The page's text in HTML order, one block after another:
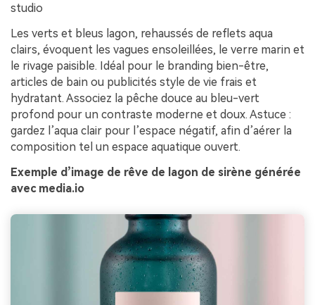
studio
Les verts et bleus lagon, rehaussés de reflets aqua
clairs, évoquent les vagues ensoleillées, le verre marin et
le rivage paisible. Idéal pour le branding bien-être,
articles de bain ou publicités style de vie frais et
hydratant. Associez la pêche douce au bleu-vert
profond pour un contraste moderne et doux. Astuce :
gardez l’aqua clair pour l’espace négatif, afin d’aérer la
composition tel un espace aquatique ouvert.
Exemple d’image de rêve de lagon de sirène générée
avec media.io